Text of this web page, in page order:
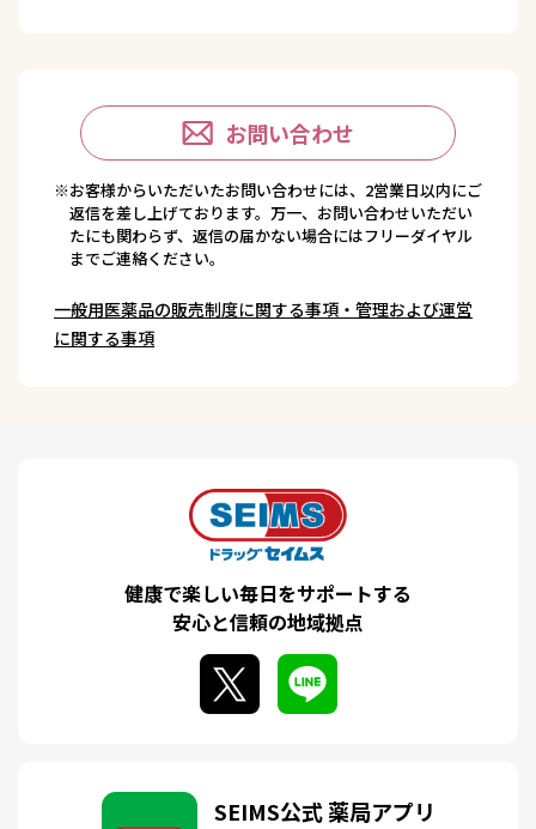
お問い合わせ
※お客様からいただいたお問い合わせには、2営業日以内にご
返信を差し上げております。万一、お問い合わせいただい
たにも関わらず、返信の届かない場合にはフリーダイヤル
までご連絡ください。
一般用医薬品の販売制度に関する事項・管理および運営
に関する事項
健康で楽しい毎日をサポートする
安心と信頼の地域拠点
SEIMS公式 薬局アプリ